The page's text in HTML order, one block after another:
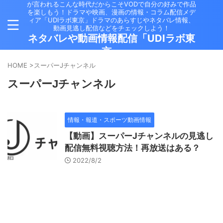
が言われるこんな時代だからこそVODで自分の好みで作品
を楽しもう！ドラマや映画、漫画の情報・コラム配信メデ
ィア「UDIラボ東京」ドラマのあらすじやネタバレ情報、
動画見逃し配信などをチェックしよう！
ネタバレや動画情報配信「UDIラボ東
京」
HOME >スーパーJチャンネル
スーパーJチャンネル
情報・報道・スポーツ動画情報
【動画】スーパーJチャンネルの見逃し
配信無料視聴方法！再放送はある？
2022/8/2